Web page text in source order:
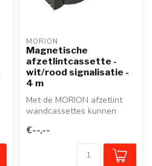
MORION
Magnetische
afzetlintcassette -
wit/rood signalisatie -
4 m
Met de MORION afzetlint
wandcassettes kunnen
snel en effe...
€--,--